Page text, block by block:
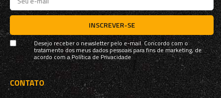
INSCREVER-SE
Desejo receber o newsletter pelo e-mail. Concordo com o
tratamento dos meus dados pessoais para fins de marketing, de
acordo com aPolítica de Privacidade
CONTATO